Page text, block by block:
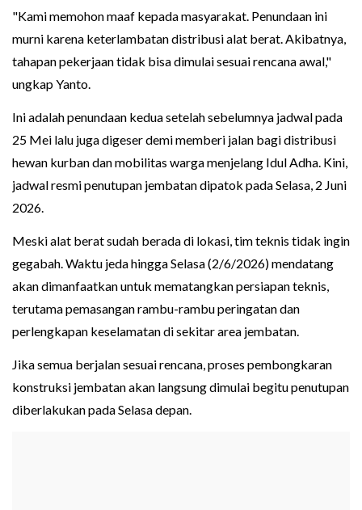
"Kami memohon maaf kepada masyarakat. Penundaan ini
murni karena keterlambatan distribusi alat berat. Akibatnya,
tahapan pekerjaan tidak bisa dimulai sesuai rencana awal,"
ungkap Yanto.
Ini adalah penundaan kedua setelah sebelumnya jadwal pada
25 Mei lalu juga digeser demi memberi jalan bagi distribusi
hewan kurban dan mobilitas warga menjelang Idul Adha. Kini,
jadwal resmi penutupan jembatan dipatok pada Selasa, 2 Juni
2026.
Meski alat berat sudah berada di lokasi, tim teknis tidak ingin
gegabah. Waktu jeda hingga Selasa (2/6/2026) mendatang
akan dimanfaatkan untuk mematangkan persiapan teknis,
terutama pemasangan rambu-rambu peringatan dan
perlengkapan keselamatan di sekitar area jembatan.
Jika semua berjalan sesuai rencana, proses pembongkaran
konstruksi jembatan akan langsung dimulai begitu penutupan
diberlakukan pada Selasa depan.